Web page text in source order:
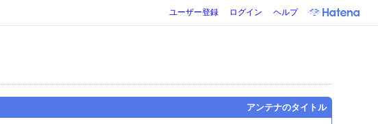
ユーザー登録 ログイン ヘルプ
アンテナのタイトル